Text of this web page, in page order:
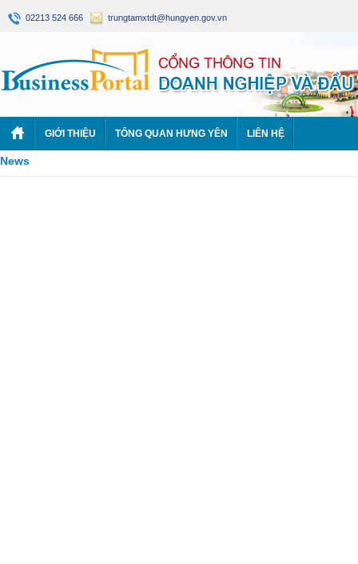
02213 524 666 trungtamxtdt@hungyen.gov.vn
GIỚI THIỆU TỔNG QUAN HƯNG YÊN LIÊN HỆ
News